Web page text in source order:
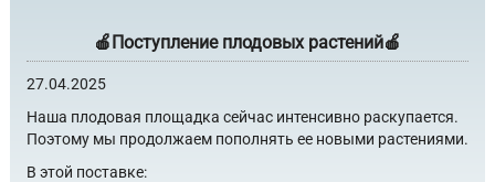
🍎Поступление плодовых растений🍎
27.04.2025
Наша плодовая площадка сейчас интенсивно раскупается.
Поэтому мы продолжаем пополнять ее новыми растениями.
В этой поставке: